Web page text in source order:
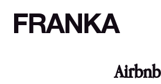
FRANKA
Airbnb